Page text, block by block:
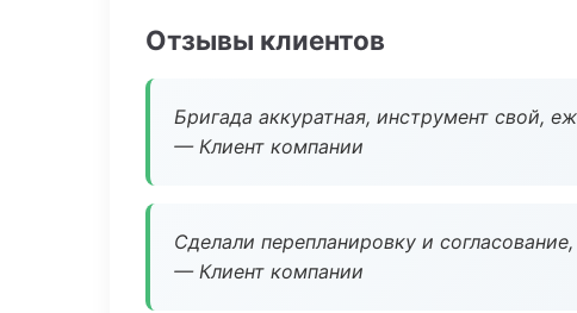
Отзывы клиентов
Бригада аккуратная, инструмент свой,
— Клиент компании
Сделали перепланировку и
— Клиент компании